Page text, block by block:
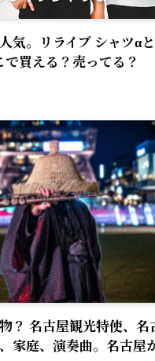
気。リライブ シャツα
買える？売ってる？
？ 名古屋観光特使、名
家庭、演奏曲。名古屋